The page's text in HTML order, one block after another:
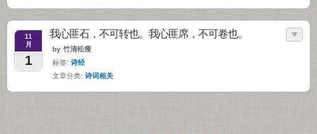
11
月
1
我心匪石，不可转也。我心匪席，不可卷也。
by 竹清松瘦
标签: 诗经
文章分类: 诗词相关